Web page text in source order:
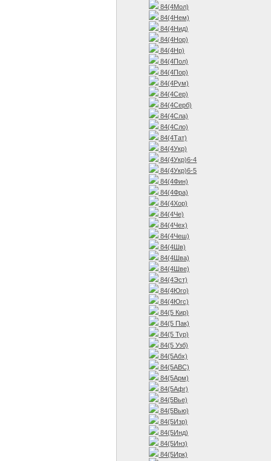
84(4Мол)
84(4Нем)
84(4Нид)
84(4Нор)
84(4Нр)
84(4Пол)
84(4Пор)
84(4Рум)
84(4Сер)
84(4Серб)
84(4Сла)
84(4Сло)
84(4Тат)
84(4Укр)
84(4Укр)6-4
84(4Укр)6-5
84(4Фин)
84(4Фра)
84(4Хор)
84(4Че)
84(4Чех)
84(4Чеш)
84(4Шв)
84(4Шва)
84(4Шве)
84(4Эст)
84(4Юго)
84(4Югс)
84(5 Кир)
84(5 Пак)
84(5 Тур)
84(5 Узб)
84(5Абх)
84(5АВС)
84(5Арм)
84(5Афг)
84(5Вье)
84(5Вью)
84(5Изр)
84(5Инд)
84(5Инз)
84(5Ирк)